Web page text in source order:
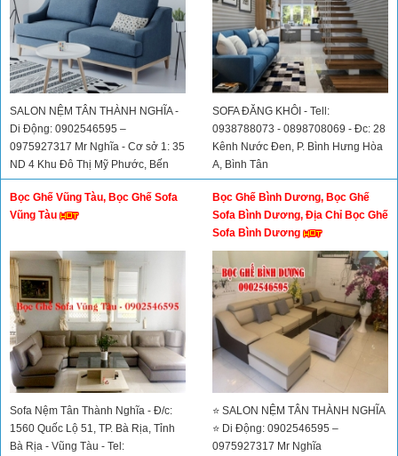
SALON NỆM TÂN THÀNH NGHĨA -
Di Động: 0902546595 –
0975927317 Mr Nghĩa - Cơ sở 1: 35
ND 4 Khu Đô Thị Mỹ Phước, Bến
Cát – Bình Dương - Cơ sở 2: 34/1
Đường Tân Lập, Thị Xã Dĩ An, Bình
Dương
SOFA ĐĂNG KHÔI - Tell:
0938788073 - 0898708069 - Đc: 28
Kênh Nước Đen, P. Bình Hưng Hòa
A, Bình Tân
Bọc Ghế Vũng Tàu, Bọc Ghế Sofa
Vũng Tàu
Sofa Nệm Tân Thành Nghĩa - Đ/c:
1560 Quốc Lộ 51, TP. Bà Rịa, Tỉnh
Bà Rịa - Vũng Tàu - Tel:
Bọc Ghế Bình Dương, Bọc Ghế
Sofa Bình Dương, Địa Chỉ Bọc Ghế
Sofa Bình Dương
⭐ SALON NỆM TÂN THÀNH NGHĨA
⭐ Di Động: 0902546595 –
0975927317 Mr Nghĩa